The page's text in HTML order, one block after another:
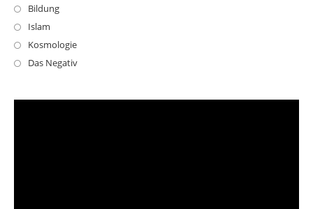
BildungOpens
a
new
tab
Islam
in
new
KosmologieOpens
in
Das NegativOpens